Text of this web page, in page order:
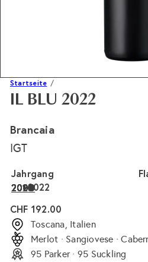
Startseite
IL BLU 2022
Brancaia
IGT
Jahrgang
2022
2021
2020
2010
2009
2008
Normaler
Preis
CHF 192.00
Toscana, Italien
Merlot · Sangiovese ·
95 Parker · 95 Suckling